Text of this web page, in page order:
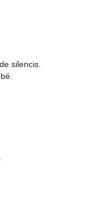
silencis.